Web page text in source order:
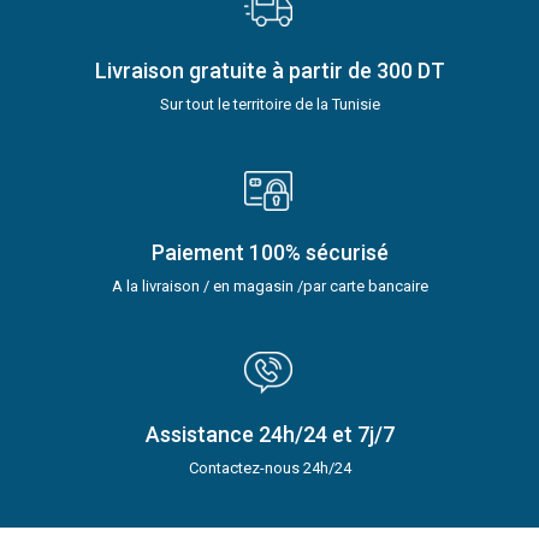
Livraison gratuite à partir de 300 DT
Sur tout le territoire de la Tunisie
Paiement 100% sécurisé
A la livraison / en magasin /par carte bancaire
Assistance 24h/24 et 7j/7
Contactez-nous 24h/24